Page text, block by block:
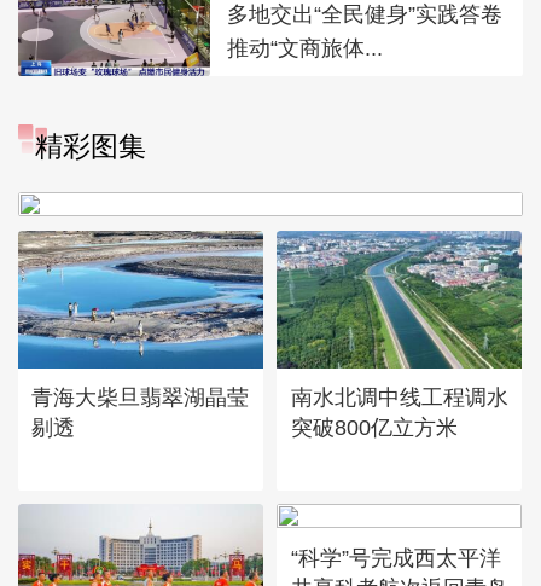
多地交出“全民健身”实践答卷
推动“文商旅体...
精彩图集
“大地指纹”奏响夏夜文旅乐
青海大柴旦翡翠湖晶莹
剔透
南水北调中线工程调水
突破800亿立方米
“科学”号完成西太平洋